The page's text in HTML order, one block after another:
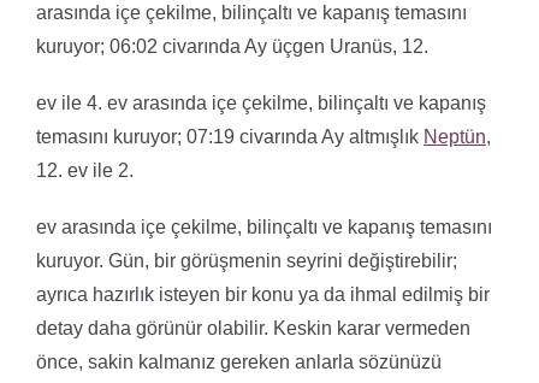
arasında içe çekilme, bilinçaltı ve kapanış temasını
kuruyor; 06:02 civarında Ay üçgen Uranüs, 12.
ev ile 4. ev arasında içe çekilme, bilinçaltı ve kapanış
temasını kuruyor; 07:19 civarında Ay altmışlık Neptün,
12. ev ile 2.
ev arasında içe çekilme, bilinçaltı ve kapanış temasını
kuruyor. Gün, bir görüşmenin seyrini değiştirebilir;
ayrıca hazırlık isteyen bir konu ya da ihmal edilmiş bir
detay daha görünür olabilir. Keskin karar vermeden
önce, sakin kalmanız gereken anlarla sözünüzü